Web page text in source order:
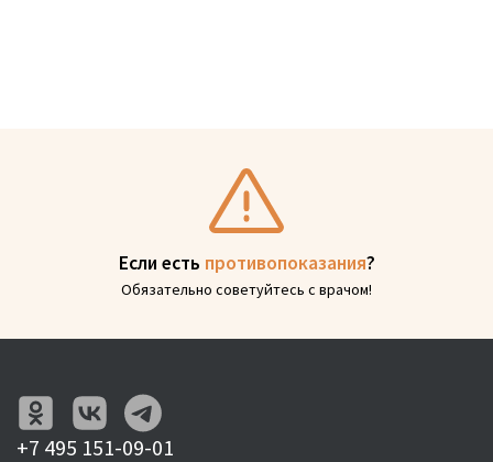
Если есть противопоказания?
Обязательно советуйтесь с врачом!
+7 495 151-09-01